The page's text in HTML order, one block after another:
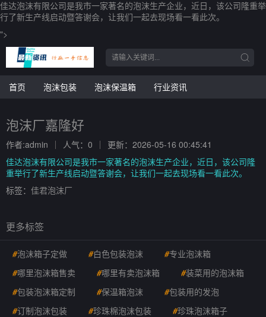
佳达泡沫有限公司是我市一家著名的泡沫生产企业，近日，该公司隆重举
行了新生产线启动暨答谢会，让我们一起去现场看一看此次。
">
首页 泡沫包装 泡沫保温箱 行业资讯
泡沫厂嘉隆好
作者:admin 人气：0
更新：2026-05-16 00:45:41
佳达泡沫有限公司是我市一家著名的泡沫生产企业，近日，该公司隆
重举行了新生产线启动暨答谢会，让我们一起去现场看一看此次。
标签： 佳君泡沫厂
更多标签
#泡沫箱子定做 #白色包装泡沫 #专业泡沫箱
#哪里泡沫箱售卖 #哪里有卖泡沫箱 #装菜用的泡沫箱
#包装泡沫箱定制 #保温箱泡沫 #包装用的发泡
#订制泡沫包装 #珍珠棉泡沫包装 #珍珠泡沫箱子